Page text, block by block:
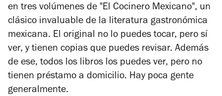
en tres volúmenes de "El Cocinero Mexicano", un
clásico invaluable de la literatura gastronómica
mexicana. El original no lo puedes tocar, pero sí
ver, y tienen copias que puedes revisar. Además
de ese, todos los libros los puedes ver, pero no
tienen préstamo a domicilio. Hay poca gente
generalmente.